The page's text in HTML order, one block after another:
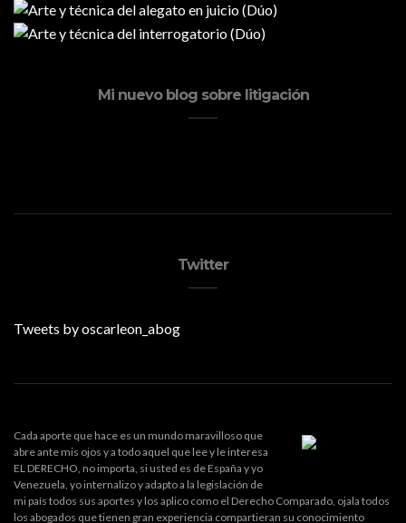
Mi nuevo blog sobre litigación
Twitter
Tweets by oscarleon_abog
Cada aporte que hace es un mundo maravilloso que
abre ante mis ojos y a todo aquel que lee y le interesa
EL DERECHO, no importa, si usted es de España y yo
Venezuela, yo internalizo y adapto a la legislación de
mi país todos sus aportes y los aplico como el Derecho Comparado, ojala todos
los abogados que tienen gran experiencia compartieran su conocimiento